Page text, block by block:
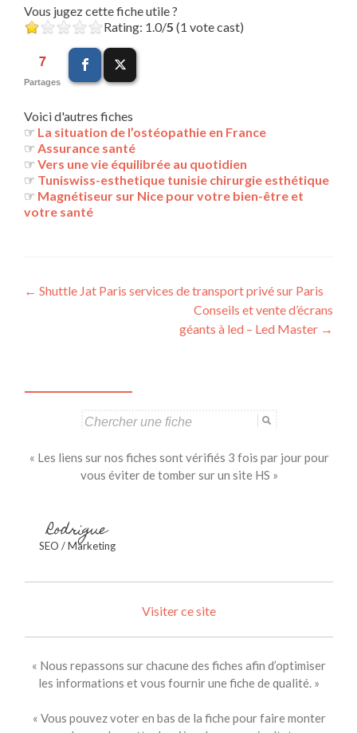
Vous jugez cette fiche utile ?
Rating: 1.0/5 (1 vote cast)
7
Partages
Voici d'autres fiches
☞ La situation de l’ostéopathie en France
☞ Assurance santé
☞ Vers une vie équilibrée au quotidien
☞ Tuniswiss-esthetique tunisie chirurgie esthétique
☞ Magnétiseur sur Nice pour votre bien-être et
votre santé
Navigation
← Shuttle Jat Paris services de transport privé sur Paris
Conseils et vente d’écrans
géants à led – Led Master →
« Les liens sur nos fiches sont vérifiés 3 fois par jour pour
vous éviter de tomber sur un site HS »
Rodrigue
SEO / Marketing
Visiter ce site
« Nous repassons sur chacune des fiches afin d’optimiser
les informations et vous fournir une fiche de qualité. »
« Vous pouvez voter en bas de la fiche pour faire monter